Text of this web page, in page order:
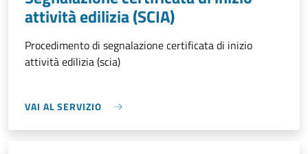
attività edilizia (SCIA)
Procedimento di segnalazione certificata di inizio
attività edilizia (scia)
VAI AL SERVIZIO